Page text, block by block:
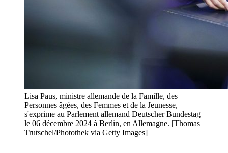
Lisa Paus, ministre allemande de la Famille, des
Personnes âgées, des Femmes et de la Jeunesse,
s'exprime au Parlement allemand Deutscher Bundestag
le 06 décembre 2024 à Berlin, en Allemagne. [Thomas
Trutschel/Photothek via Getty Images]